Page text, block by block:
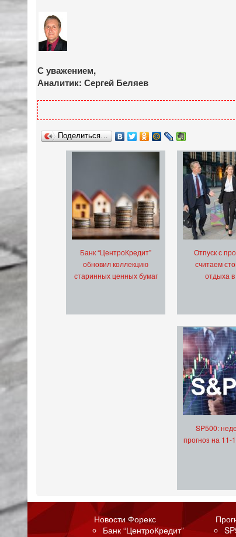
С уважением,
Аналитик: Сергей Беляев
Поделиться…
Банк “ЦентроКредит”
обновил коллекцию
старинных ценных бумаг
Отпуск с
считаем
отдыха в
SP500:
прогноз на 11-
Новости Форекс
Банк “ЦентроКредит”